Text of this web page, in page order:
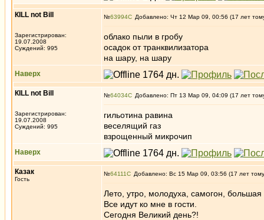
КILL not Вill
Зарегистрирован:
19.07.2008
Суждений: 995
№63994 Добавлено: Чт 12 Мар 09, 00:56 (17 лет
облако пыли в гробу
осадок от транквилизатора
на шару, на шару
Наверх
КILL not Вill
Зарегистрирован:
19.07.2008
Суждений: 995
№64034 Добавлено: Пт 13 Мар 09, 04:09 (17 лет
гильотина равина
веселящий газ
взрощенный микрочип
Наверх
Казак
Гость
№64111 Добавлено: Вс 15 Мар 09, 03:56 (17 лет
Лето, утро, молодуха, самогон, большая
Все идут ко мне в гости.
Сегодня Великий день?!